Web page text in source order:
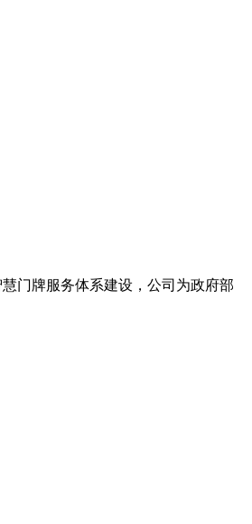
门牌服务体系建设，公司为政府部